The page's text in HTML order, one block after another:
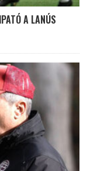
A LANÚS